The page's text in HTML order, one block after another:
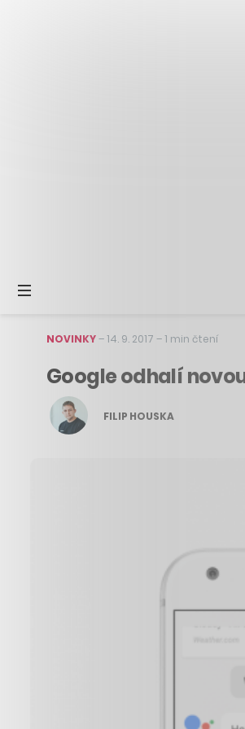
NOVINKY–14. 9. 2017 –1 min čtení
Google odhalí
FILIP HOUSKA